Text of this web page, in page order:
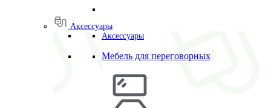
Аксессуары
Аксессуары
Мебель для переговорных